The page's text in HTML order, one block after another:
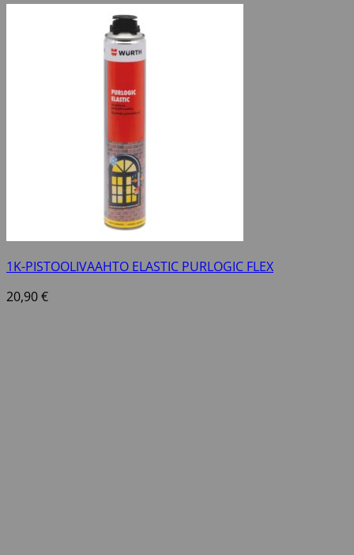
1K-PISTOOLIVAAHTO ELASTIC PURLOGIC FLEX
20,90€